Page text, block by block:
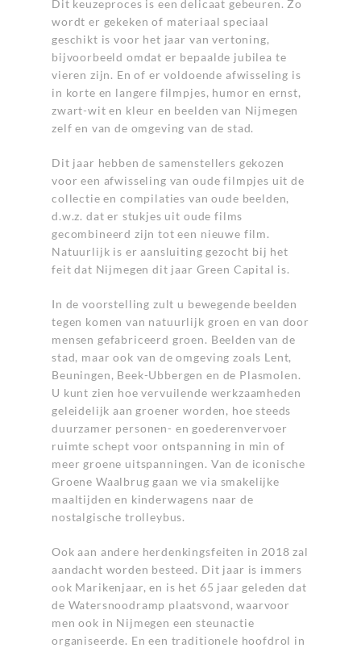
Dit keuzeproces is een delicaat gebeuren. Zo
wordt er gekeken of materiaal speciaal
geschikt is voor het jaar van vertoning,
bijvoorbeeld omdat er bepaalde jubilea te
vieren zijn. En of er voldoende afwisseling is
in korte en langere filmpjes, humor en ernst,
zwart-wit en kleur en beelden van Nijmegen
zelf en van de omgeving van de stad.
Dit jaar hebben de samenstellers gekozen
voor een afwisseling van oude filmpjes uit de
collectie en compilaties van oude beelden,
d.w.z. dat er stukjes uit oude films
gecombineerd zijn tot een nieuwe film.
Natuurlijk is er aansluiting gezocht bij het
feit dat Nijmegen dit jaar Green Capital is.
In de voorstelling zult u bewegende beelden
tegen komen van natuurlijk groen en van door
mensen gefabriceerd groen. Beelden van de
stad, maar ook van de omgeving zoals Lent,
Beuningen, Beek-Ubbergen en de Plasmolen.
U kunt zien hoe vervuilende werkzaamheden
geleidelijk aan groener worden, hoe steeds
duurzamer personen- en goederenvervoer
ruimte schept voor ontspanning in min of
meer groene uitspanningen. Van de iconische
Groene Waalbrug gaan we via smakelijke
maaltijden en kinderwagens naar de
nostalgische trolleybus.
Ook aan andere herdenkingsfeiten in 2018 zal
aandacht worden besteed. Dit jaar is immers
ook Marikenjaar, en is het 65 jaar geleden dat
de Watersnoodramp plaatsvond, waarvoor
men ook in Nijmegen een steunactie
organiseerde. En een traditionele hoofdrol in